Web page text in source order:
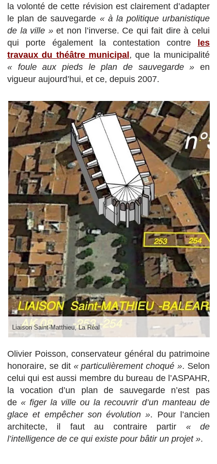
la volonté de cette révision est clairement d’adapter
le plan de sauvegarde « à la politique urbanistique
de la ville »et non l’inverse. Ce qui fait dire à celui
qui porte également la contestation contre
les
travaux du théâtre municipal , que la municipalité
« foule aux pieds le plan de sauvegarde » en
vigueur aujourd’hui, et ce, depuis 2007.
Liaison Saint-Matthieu, La Réal
Olivier Poisson, conservateur général du patrimoine
honoraire, se dit « particulièrement choqué ». Selon
celui qui est aussi membre du bureau de l’ASPAHR,
la vocation d’un plan de sauvegarde n’est pas
de « figer la ville ou la recouvrir d’un manteau de
glace et empêcher son évolution ». Pour l’ancien
architecte, il faut au contraire partir « de
l’intelligence de ce qui existe pour bâtir un projet ».